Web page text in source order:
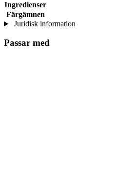
Ingredienser
Färgämnen
Juridisk information
Passar med